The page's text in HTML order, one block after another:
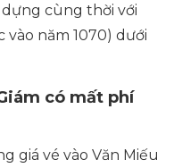
cùng thời với
vào năm 1070) dưới
có mất phí
giá vé vào Văn Miếu